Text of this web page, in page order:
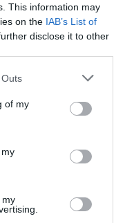
This information may
on the IAB’s List of
disclose it to other
of my
my
situata a Bergamo in posizione
Al Serio e ..."
- C.da Berlingeri (Trapani)
Resort è un’antica ed esclusiva
& Breakfast situato in posizione
Galilei"..."
4 stelle di Quarto D'Altino,
gli amici. ..."
- Venezia - piazza San Marco,
è situato a Venezia, in una